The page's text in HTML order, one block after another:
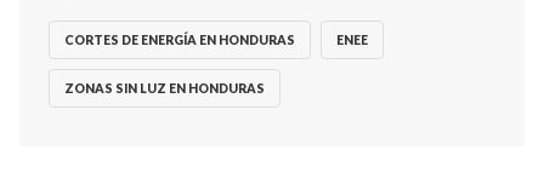
CORTES DE ENERGÍA EN HONDURAS ENEE
ZONAS SIN LUZ EN HONDURAS